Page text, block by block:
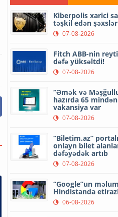
Kiberpolis xarici
təşkil edən
07-08-2026
Fitch ABB-nin
dəfə yüksəltdi!
07-08-2026
“Əmək və
hazırda 65
vakansiya var
07-08-2026
“Biletim.az”
onlayn bilet
dəfəyədək artıb
07-08-2026
“Google”un
Hindistanda
06-08-2026